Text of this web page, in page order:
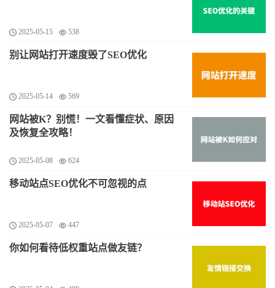
2025-05-15 538
别让网站打开速度毁了SEO优化
2025-05-14 569
网站被K？别慌！一文看懂症状、原因
及恢复全攻略！
2025-05-08 624
移动站点SEO优化不可忽视的点
2025-05-07 447
你如何看待低权重站点做友链？